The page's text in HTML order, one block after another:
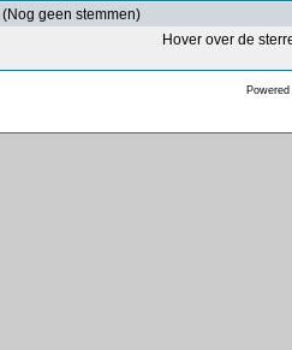
(Nog geen stemmen)
Hover over de